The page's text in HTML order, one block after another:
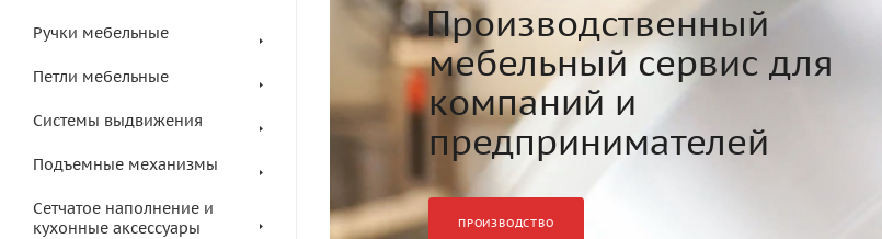
Ручки мебельные
Петли мебельные
Системы выдвижения
Подъемные механизмы
Сетчатое наполнение и
кухонные аксессуары
Производственный
мебельный сервис для
компаний и
предпринимателей
ПРОИЗВОДСТВО